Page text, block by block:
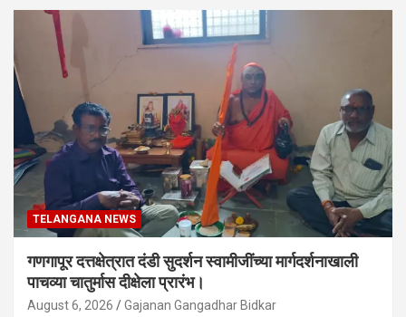
TELANGANA NEWS
गणगापूर दत्तक्षेत्रात दंडी सुदर्शन स्वामीजींच्या मार्गदर्शनाखाली
पाचव्या चातुर्मास दीक्षेला प्रारंभ।
August 6, 2026 Gajanan Gangadhar Bidkar